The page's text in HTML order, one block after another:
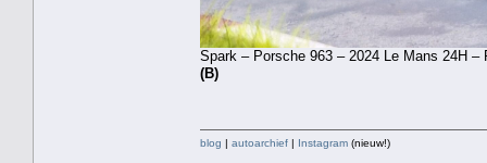
Spark – Porsche 963 – 2024 Le Mans 24H
(B)
blog | autoarchief | Instagram (nieuw!)